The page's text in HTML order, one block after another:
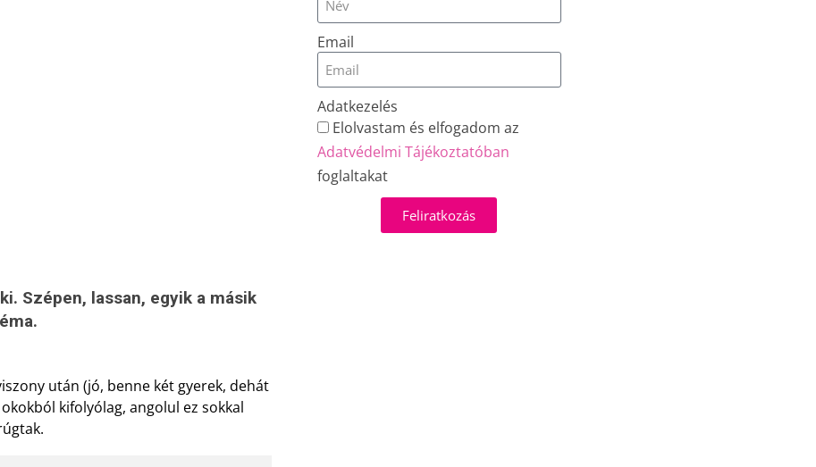
Szépen, lassan, egyik a másik
után (jó, benne két gyerek, dehát
kifolyólag, angolul ez sokkal
Email
Adatkezelés
Elolvastam és elfogadom az
Adatvédelmi Tájékoztatóban
foglaltakat
Feliratkozás